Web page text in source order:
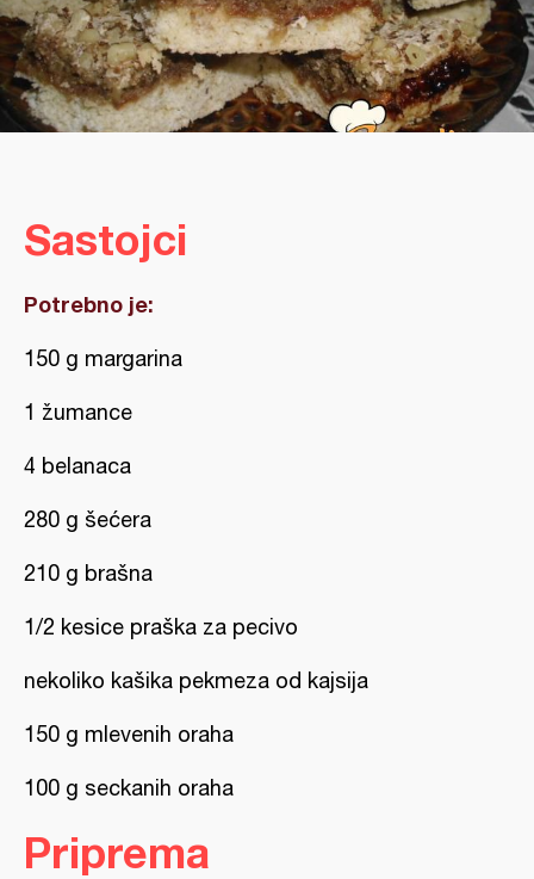
Sastojci
Potrebno je:
150 g margarina
1 žumance
4 belanaca
280 g šećera
210 g brašna
1/2 kesice praška za pecivo
nekoliko kašika pekmeza od kajsija
150 g mlevenih oraha
100 g seckanih oraha
Priprema